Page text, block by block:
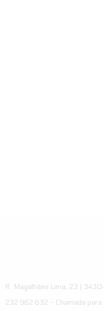
R. Magalhães Lima, 23 |
232 962 632 - Chamada para